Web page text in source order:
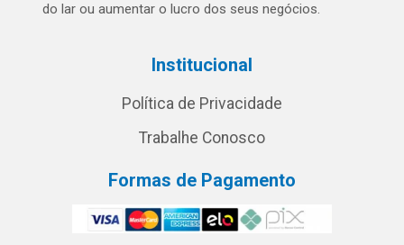
do lar ou aumentar o lucro dos seus negócios.
Institucional
Política de Privacidade
Trabalhe Conosco
Formas de Pagamento